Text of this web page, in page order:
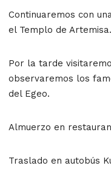
Continuaremos con
el Templo de Artemisa.
Por la tarde
observaremos los
del Egeo.
Almuerzo en
Traslado en autobús